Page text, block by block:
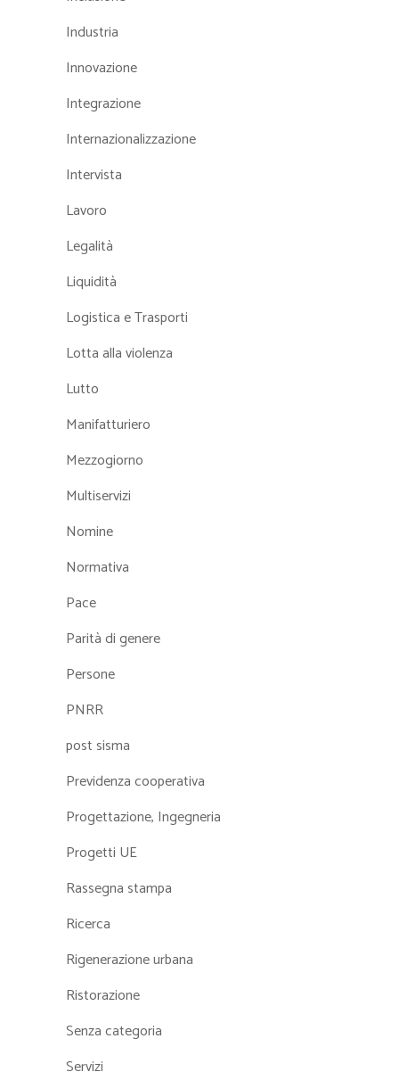
Industria
Innovazione
Integrazione
Internazionalizzazione
Intervista
Lavoro
Legalità
Liquidità
Logistica e Trasporti
Lotta alla violenza
Lutto
Manifatturiero
Mezzogiorno
Multiservizi
Nomine
Normativa
Pace
Parità di genere
Persone
PNRR
post sisma
Previdenza cooperativa
Progettazione, Ingegneria
Progetti UE
Rassegna stampa
Ricerca
Rigenerazione urbana
Ristorazione
Senza categoria
Servizi